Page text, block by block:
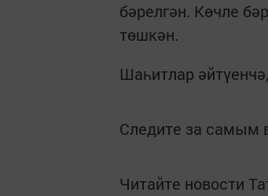
бәрелгән. Көчле
төшкән.
Шаһитлар
Следите за самым
Читайте новости